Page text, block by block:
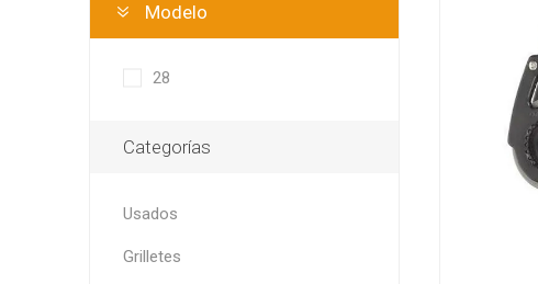
Modelo
28
Categorías
Usados
Grilletes